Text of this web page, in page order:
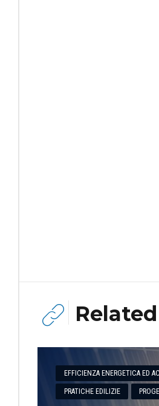
EFFICIENZA ENERGETICA ED
PRATICHE EDILIZIE